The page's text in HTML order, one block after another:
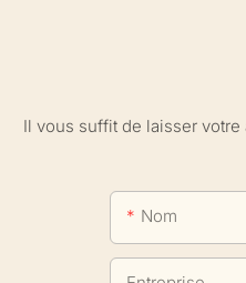
Il vous suffit de laisser
Nom